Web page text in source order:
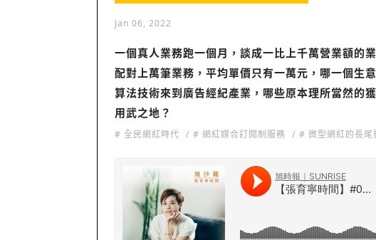
Jan 06, 2022
一個真人業務跑一個月，談成一比上千萬營業額的
配對上萬筆業務，平均單價只有一萬元，哪一個生
算法技術來到廣告經紀產業，哪些原本理所當然的
用武之地？
# 全民網紅時代 # 網紅媒合訂閱制服務 # 微型網紅的長尾